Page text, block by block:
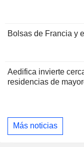
Bolsas de Francia y
Aedifica invierte
residencias de
Más noticias